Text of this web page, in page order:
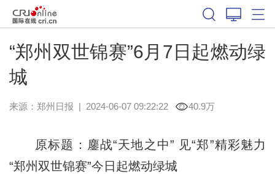
“郑州双世锦赛”6月7日起燃动绿
城
来源： 郑州日报 | 2024-06-07 09:22:22 40.9万
原标题：鏖战“天地之中” 见“郑”精彩魅力
“郑州双世锦赛”今日起燃动绿城